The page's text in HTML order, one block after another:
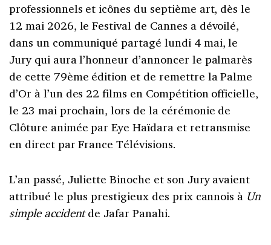
professionnels et icônes du septième art, dès le
12 mai 2026, le Festival de Cannes a dévoilé,
dans un communiqué partagé lundi 4 mai, le
Jury qui aura l’honneur d’annoncer le palmarès
de cette 79ème édition et de remettre la Palme
d’Or à l’un des 22 films en Compétition officielle,
le 23 mai prochain, lors de la cérémonie de
Clôture animée par Eye Haïdara et retransmise
en direct par France Télévisions.
L’an passé, Juliette Binoche et son Jury avaient
attribué le plus prestigieux des prix cannois à Un
simple accidentde Jafar Panahi.